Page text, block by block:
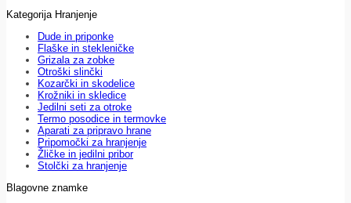
Kategorija Hranjenje
Dude in priponke
Flaške in stekleničke
Grizala za zobke
Otroški slinčki
Kozarčki in skodelice
Krožniki in skledice
Jedilni seti za otroke
Termo posodice in termovke
Aparati za pripravo hrane
Pripomočki za hranjenje
Žličke in jedilni pribor
Stolčki za hranjenje
Blagovne znamke